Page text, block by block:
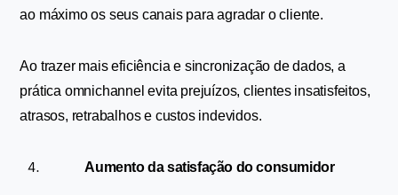
ao máximo os seus canais para agradar o cliente.
Ao trazer mais eficiência e sincronização de dados, a
prática omnichannel evita prejuízos, clientes insatisfeitos,
atrasos, retrabalhos e custos indevidos.
Aumento da satisfação do consumidor